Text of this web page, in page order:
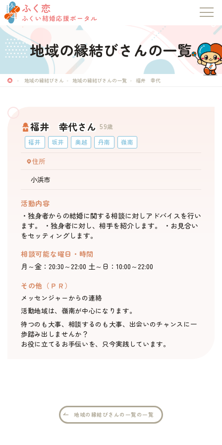
ふく恋
ふくい結婚応援ポータル
ふく恋
ふくい結婚応援ポータル
トップページ
お知らせ
マッチングシステム
イベント・セミナー
婚活支援事業
お役立ち情報
その他
ふくい婚活サポートセンターについて
地域の縁結びさんの一覧
地域の縁結びさん 地域の縁結びさんの一覧 福井 幸代
福井 幸代さん 59歳
福井
坂井 奥越 丹南 嶺南
住所
小浜市
活動内容
・独身者からの結婚に関する相談に対しアドバイスを行い
ます。 ・独身者に対し、相手を紹介します。 ・お見合い
をセッティングします。
相談可能な曜日・時間
月～金：20:30～22:00 土～日：10:00～22:00
その他（ＰＲ）
メッセンジャーからの連絡
活動地域は、嶺南が中心になります。
待つのも大事、相談するのも大事、出会いのチャンスに一
歩踏み出しませんか？
お役に立てるお手伝いを、只今実践しています。
地域の縁結びさんの一覧の一覧